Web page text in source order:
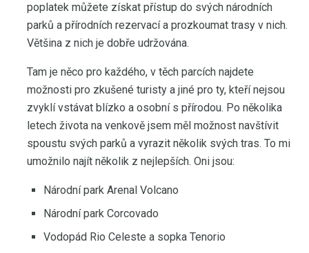
poplatek můžete získat přístup do svých národních
parků a přírodních rezervací a prozkoumat trasy v nich.
Většina z nich je dobře udržována.
Tam je něco pro každého, v těch parcích najdete
možnosti pro zkušené turisty a jiné pro ty, kteří nejsou
zvyklí vstávat blízko a osobní s přírodou. Po několika
letech života na venkově jsem měl možnost navštívit
spoustu svých parků a vyrazit několik svých tras. To mi
umožnilo najít několik z nejlepších. Oni jsou:
Národní park Arenal Volcano
Národní park Corcovado
Vodopád Rio Celeste a sopka Tenorio